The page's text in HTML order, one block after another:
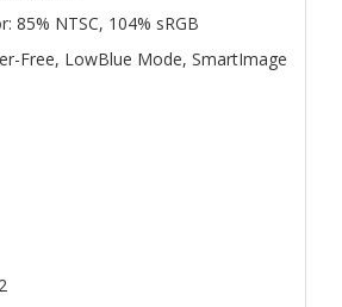
85% NTSC, 104% sRGB
Free, LowBlue Mode, SmartImage